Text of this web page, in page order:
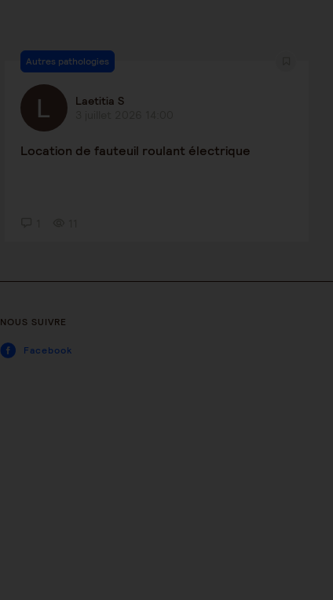
Autres pathologies
Laetitia S
Location de fauteuil roulant électrique
NOUS SUIVRE
Facebook